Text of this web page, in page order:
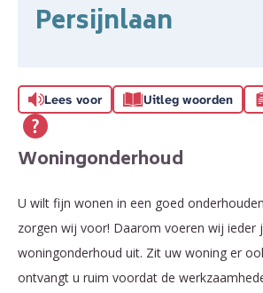
Persijnlaan
Lees voor Uitleg woorden
Woningonderhoud
U wilt fijn wonen in een goed
zorgen wij voor! Daarom voeren wij ieder
woningonderhoud uit. Zit uw woning er
ontvangt u ruim voordat de